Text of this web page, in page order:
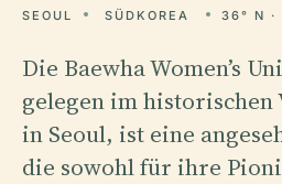
SEOUL SÜDKOREA 36° N ·
Die Baewha Women’s
gelegen im historischen
in Seoul, ist eine
die sowohl für ihre